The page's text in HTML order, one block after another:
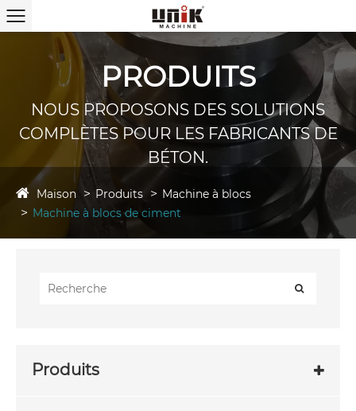
PRODUITS
NOUS PROPOSONS DES SOLUTIONS
COMPLÈTES POUR LES FABRICANTS DE
BÉTON.
Maison Produits
Machine à blocs
Machine à blocs de ciment
Produits